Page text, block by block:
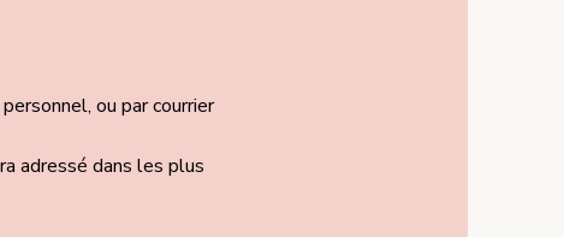
ou par courrier
adressé dans les plus